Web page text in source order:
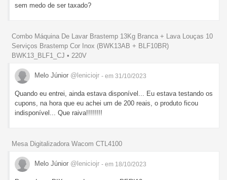
sem medo de ser taxado?
Combo Máquina De Lavar Brastemp 13Kg Branca + Lava Louças 10
Serviços Brastemp Cor Inox (BWK13AB + BLF10BR)
BWK13_BLF1_CJ • 220V
Melo Júnior @leniciojr - em 31/10/2023
Quando eu entrei, ainda estava disponível... Eu estava testando os
cupons, na hora que eu achei um de 200 reais, o produto ficou
indisponível... Que raiva!!!!!!!!
Mesa Digitalizadora Wacom CTL4100
Melo Júnior @leniciojr - em 18/10/2023